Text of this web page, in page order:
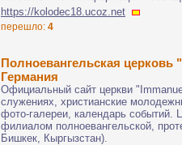
https://kolodec18.ucoz.net
перешло: 4
Полноевангельская церковь
Германия
Официальный сайт церкви
служениях, христианские
фото-галереи, календарь событий.
филиалом полноевангельской,
Бишкек, Кыргызстан).